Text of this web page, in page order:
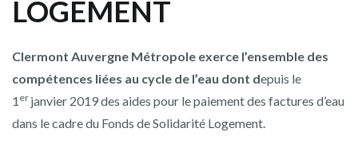
LOGEMENT
Clermont Auvergne Métropole exerce l’ensemble des
compétences liées au cycle de l’eau dont depuis le
1 er janvier 2019 des aides pour le paiement des factures d’eau
dans le cadre du Fonds de Solidarité Logement.